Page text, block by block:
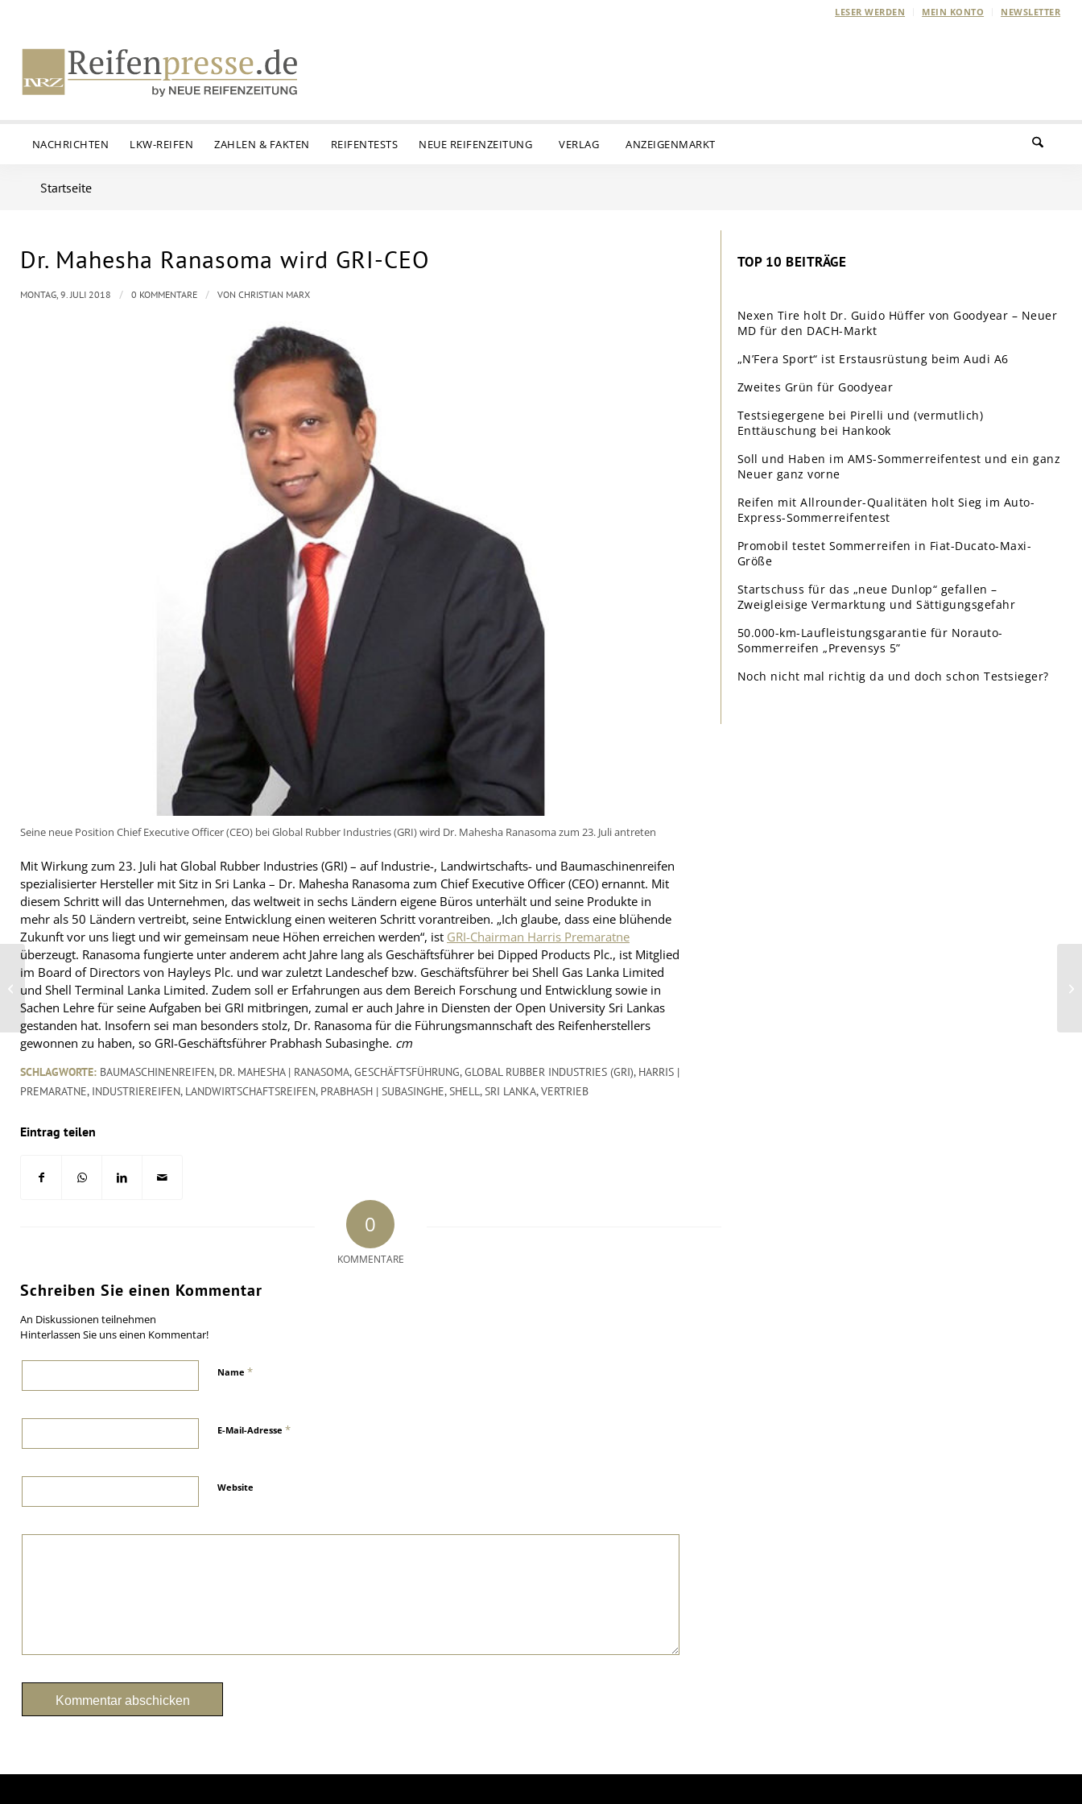
LESER WERDEN MEIN KONTO NEWSLETTER
NACHRICHTEN LKW-REIFEN ZAHLEN & FAKTEN REIFENTESTS NEUE REIFENZEITUNG VERLAG ANZEIGENMARKT
Startseite
Dr. Mahesha Ranasoma wird GRI-CEO
Seine neue Position Chief Executive Officer (CEO) bei Global Rubber Industries (GRI) wird Dr. Mahesha Ranasoma zum 23. Juli antreten
Mit Wirkung zum 23. Juli hat Global Rubber Industries (GRI) – auf Industrie-, Landwirtschafts- und Baumaschinenreifen
spezialisierter Hersteller mit Sitz in Sri Lanka – Dr. Mahesha Ranasoma zum Chief Executive Officer (CEO) ernannt. Mit
diesem Schritt will das Unternehmen, das weltweit in sechs Ländern eigene Büros unterhält und seine Produkte in
mehr als 50 Ländern vertreibt, seine Entwicklung einen weiteren Schritt vorantreiben. „Ich glaube, dass eine blühende
Zukunft vor uns liegt und wir gemeinsam neue Höhen erreichen werden“, ist GRI-Chairman Harris Premaratne
überzeugt. Ranasoma fungierte unter anderem acht Jahre lang als Geschäftsführer bei Dipped Products Plc., ist Mitglied
im Board of Directors von Hayleys Plc. und war zuletzt Landeschef bzw. Geschäftsführer bei Shell Gas Lanka Limited
und Shell Terminal Lanka Limited. Zudem soll er Erfahrungen aus dem Bereich Forschung und Entwicklung sowie in
Sachen Lehre für seine Aufgaben bei GRI mitbringen, zumal er auch Jahre in Diensten der Open University Sri Lankas
gestanden hat. Insofern sei man besonders stolz, Dr. Ranasoma für die Führungsmannschaft des Reifenherstellers
gewonnen zu haben, so GRI-Geschäftsführer Prabhash Subasinghe. cm
MONTAG, 9. JULI 2018 / 0 KOMMENTARE / VON CHRISTIAN MARX
SCHLAGWORTE: BAUMASCHINENREIFEN, DR. MAHESHA | RANASOMA,GESCHÄFTSFÜHRUNG,GLOBAL RUBBER INDUSTRIES (GRI), HARRIS |
PREMARATNE, INDUSTRIEREIFEN, LANDWIRTSCHAFTSREIFEN, PRABHASH | SUBASINGHE,SHELL,SRI LANKA,VERTRIEB
Eintrag teilen
0
KOMMENTARE
Schreiben Sie einen Kommentar
An Diskussionen teilnehmen
Hinterlassen Sie uns einen Kommentar!
Name *
E-Mail-Adresse *
Website
TOP 10 BEITRÄGE
Nexen Tire holt Dr. Guido Hüffer von Goodyear – Neuer
MD für den DACH-Markt
„N’Fera Sport“ ist Erstausrüstung beim Audi A6
Zweites Grün für Goodyear
Testsiegergene bei Pirelli und (vermutlich)
Enttäuschung bei Hankook
Soll und Haben im AMS-Sommerreifentest und ein ganz
Neuer ganz vorne
Reifen mit Allrounder-Qualitäten holt Sieg im Auto-
Express-Sommerreifentest
Promobil testet Sommerreifen in Fiat-Ducato-Maxi-
Größe
Startschuss für das „neue Dunlop“ gefallen –
Zweigleisige Vermarktung und Sättigungsgefahr
50.000-km-Laufleistungsgarantie für Norauto-
Sommerreifen „Prevensys 5”
Noch nicht mal richtig da und doch schon Testsieger?
Zuwachs für Videoreihe
„So geht
Digitalisierung“